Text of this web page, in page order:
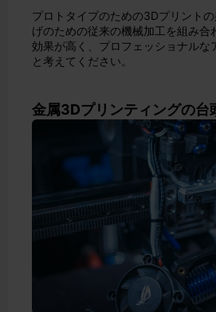
プロトタイプのための3Dプリント
げのための従来の機械加工を組み合
効果が高く、プロフェッショナルな
と考えてください。
金属3Dプリンティングの台